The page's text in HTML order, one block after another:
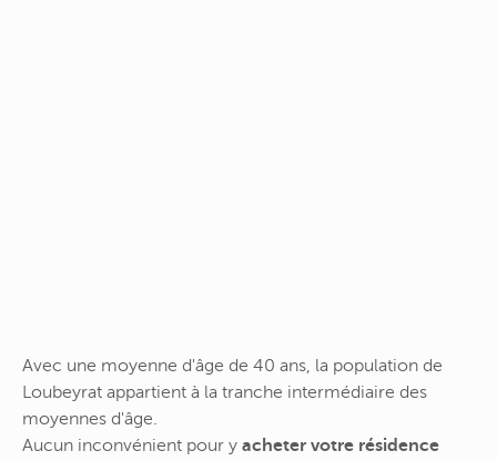
Avec une moyenne d'âge de 40 ans, la population de
Loubeyrat appartient à la tranche intermédiaire des
moyennes d'âge.
Aucun inconvénient pour y acheter votre résidence